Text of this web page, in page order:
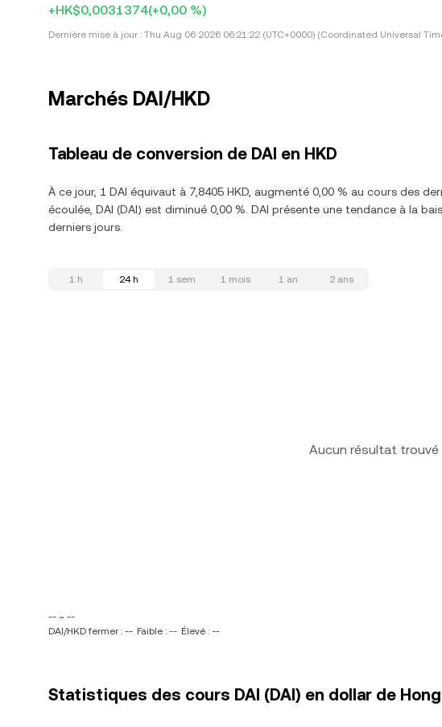
+HK$0,0031374(+0,00 %)
Dernière mise à jour : Thu Aug 06 2026 06:21:22 (UTC+0000) (Coordinated Universal
Marchés DAI/HKD
Tableau de conversion de DAI en HKD
À ce jour, 1 DAI équivaut à 7,8405 HKD, augmenté 0,00 % au cours des
écoulée, DAI (DAI) est diminué 0,00 %. DAI présente une tendance à la
derniers jours.
1 h 24 h 1 sem 1 mois 1 an 2 ans
Aucun résultat trouvé
-- ~ --
DAI/HKD fermer : -- Faible : -- Élevé : --
Statistiques des cours DAI (DAI) en dollar de Hong